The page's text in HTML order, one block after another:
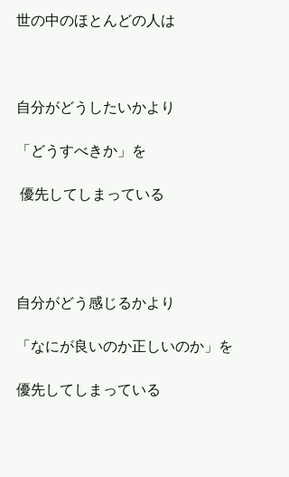
世の中のほとんどの人は
自分がどうしたいかより
「どうすべきか」を
優先してしまっている
自分がどう感じるかより
「なにが良いのか正しいのか」を
優先してしまっている